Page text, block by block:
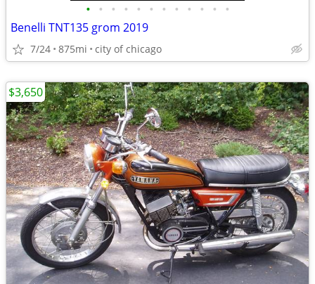
• • • • • • • • • • • •
Benelli TNT135 grom 2019
7/24 875mi city of chicago
$3,650